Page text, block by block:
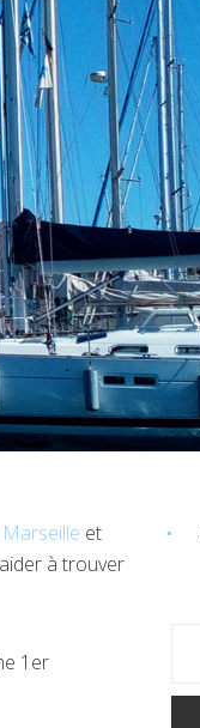
et
à trouver
1er